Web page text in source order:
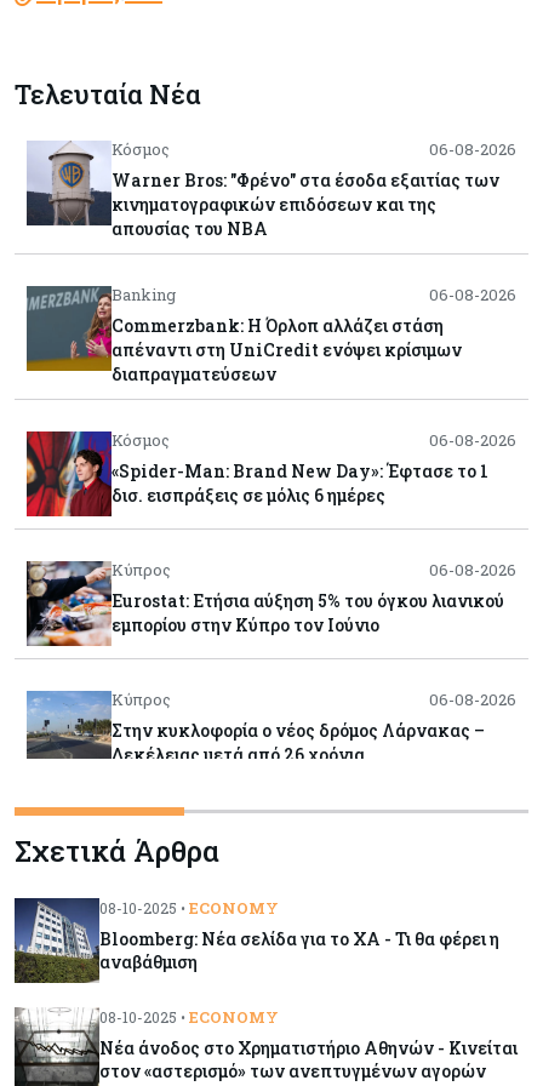
Τελευταία Νέα
Κόσμος 06-08-2026
Warner Bros: "Φρένο" στα έσοδα εξαιτίας των
κινηματογραφικών επιδόσεων και της
απουσίας του NBA
Banking 06-08-2026
Commerzbank: Η Όρλοπ αλλάζει στάση
απέναντι στη UniCredit ενόψει κρίσιμων
διαπραγματεύσεων
Κόσμος 06-08-2026
«Spider-Man: Brand New Day»: Έφτασε το 1
δισ. εισπράξεις σε μόλις 6 ημέρες
Κύπρος 06-08-2026
Eurostat: Ετήσια αύξηση 5% του όγκου λιανικού
εμπορίου στην Κύπρο τον Ιούνιο
Κύπρος 06-08-2026
Στην κυκλοφορία ο νέος δρόμος Λάρνακας –
Δεκέλειας μετά από 26 χρόνια
SoftBank: Κέρδη 8,5 δισ. δολαρίων από την
εισαγωγής της OpenAI
Κύπρος
στο 2,9%
Σχετικά Άρθρα
08-10-2025 • ECONOMY
Bloomberg: Νέα σελίδα για το ΧΑ - Τι θα φέρει η
αναβάθμιση
08-10-2025 • ECONOMY
Νέα άνοδος στο Χρηματιστήριο Αθηνών - Κινείται
στον «αστερισμό» των ανεπτυγμένων αγορών